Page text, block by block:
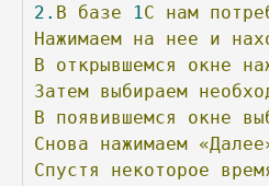
2. В базе 1 С нам
Нажимаем на нее и
В
открывшемся окне
Затем выбираем
В
появившемся окне
Снова
нажимаем
Спустя
некоторое